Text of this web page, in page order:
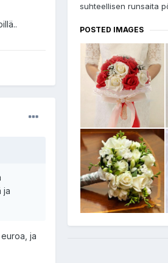
ja
ja
suhteellisen runsaita
POSTED IMAGES